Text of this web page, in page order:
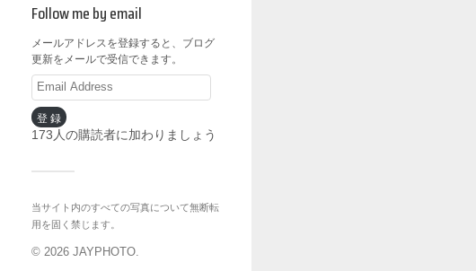
Follow me by email
メールアドレスを登録すると、ブログ
更新をメールで受信できます。
登録
173人の購読者に加わりましょう
当サイト内のすべての写真について無断転
用を固く禁じます。
© 2026 JAYPHOTO.